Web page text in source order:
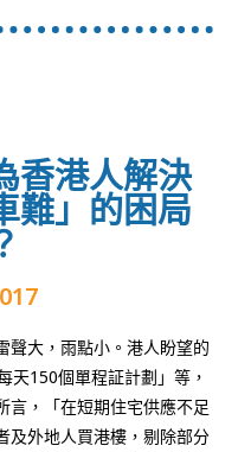
香港人解決
難」的困局
聲大，雨點小。港人盼望的
天150個單程証計劃」等，
言，「在短期住宅供應不足
及外地人買港樓，剔除部分